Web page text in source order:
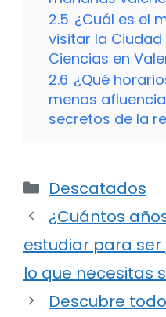
2.5 ¿Cuál es el
visitar la
Ciencias en
2.6 ¿Qué
menos
secretos de la
Categorías
Descatados
¿Cuántos
estudiar para ser
lo que necesitas
Descubre